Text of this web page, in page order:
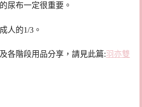
尿布一定很重要。
人的1/3。
各階段用品分享，請見此篇:羽亦雙